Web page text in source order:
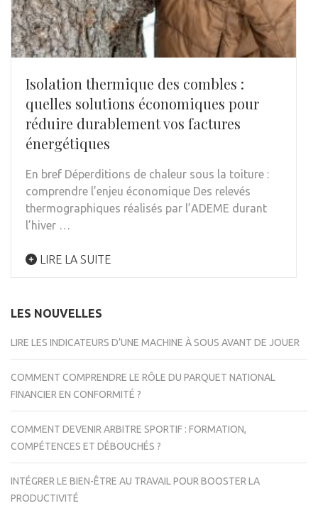
Isolation thermique des combles :
quelles solutions économiques pour
réduire durablement vos factures
énergétiques
En bref Déperditions de chaleur sous la toiture :
comprendre l’enjeu économique Des relevés
thermographiques réalisés par l’ADEME durant
l’hiver …
LIRE LA SUITE
LES NOUVELLES
LIRE LES INDICATEURS D’UNE MACHINE À SOUS AVANT DE JOUER
COMMENT COMPRENDRE LE RÔLE DU PARQUET NATIONAL
FINANCIER EN CONFORMITÉ ?
COMMENT DEVENIR ARBITRE SPORTIF : FORMATION,
COMPÉTENCES ET DÉBOUCHÉS ?
INTÉGRER LE BIEN-ÊTRE AU TRAVAIL POUR BOOSTER LA
PRODUCTIVITÉ